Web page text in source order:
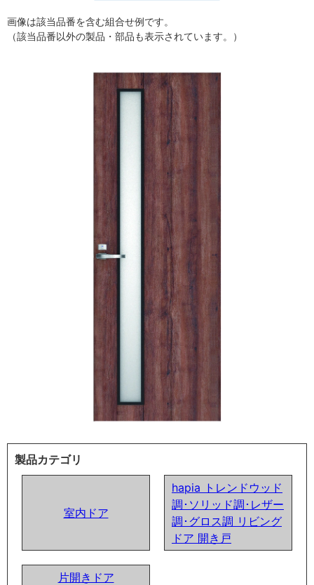
画像は該当品番を含む組合せ例です。
（該当品番以外の製品・部品も表示されています。）
製品カテゴリ
室内ドア
hapia トレンドウッド
調･ソリッド調･レザー
調･グロス調 リビング
ドア 開き戸
片開きドア